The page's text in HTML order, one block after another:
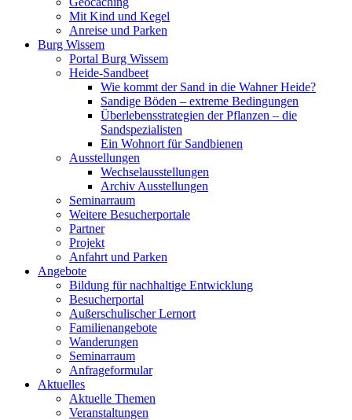
Mit Kind und Kegel
Anreise und Parken
Burg Wissem
Portal Burg Wissem
Heide-Sandbeet
Wie kommt der Sand in die Wahner Heide?
Sandige Böden – extreme Bedingungen
Überlebensstrategien der Pflanzen – die
Sandspezialisten
Ein Wohnort für Sandbienen
Ausstellungen
Wechselausstellungen
Archiv Ausstellungen
Seminarraum
Weitere Besucherportale
Partner
Projekt
Anfahrt und Parken
Angebote
Bildung für nachhaltige Entwicklung
Besucherportal
Außerschulischer Lernort
Familienangebote
Wanderungen
Seminarraum
Anfrageformular
Aktuelles
Aktuelle Themen
Veranstaltungen